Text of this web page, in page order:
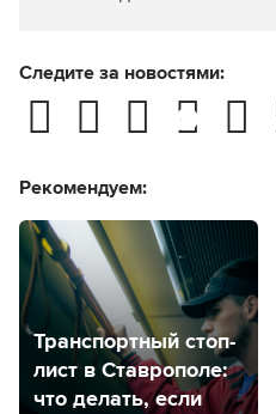
Следите за новостями:
Рекомендуем:
Транспортный стоп-
лист в Ставрополе:
что делать, если